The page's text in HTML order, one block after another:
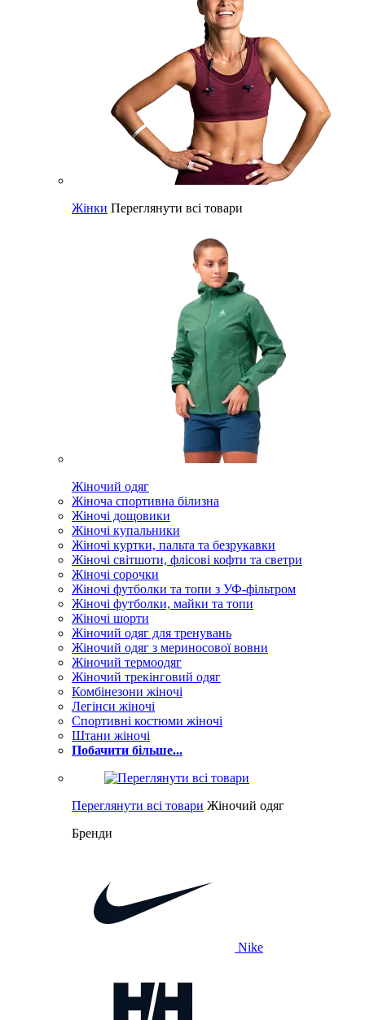
Жінки Переглянути всі товари
Жіночий одяг
Жіноча спортивна білизна
Жіночі дощовики
Жіночі купальники
Жіночі куртки, пальта та безрукавки
Жіночі світшоти, флісові кофти та светри
Жіночі сорочки
Жіночі футболки та топи з УФ-фільтром
Жіночі футболки, майки та топи
Жіночі шорти
Жіночий одяг для тренувань
Жіночий одяг з мериносової вовни
Жіночий термоодяг
Жіночий трекінговий одяг
Комбінезони жіночі
Легінси жіночі
Спортивні костюми жіночі
Штани жіночі
Побачити більше...
Переглянути всі товари Жіночий одяг
Бренди
Nike